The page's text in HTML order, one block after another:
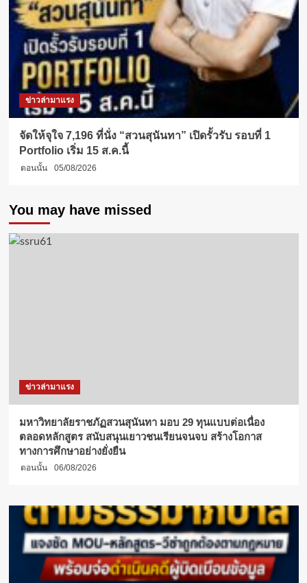
ข่าวล่ามาแรง
จัดให้จุใจ 7,196 ที่นั่ง “สวนสุนันทา” เปิดรั้วรับ รอบที่ 1
Portfolio เริ่ม 15 ส.ค.นี้
ตอนนั้น 05/08/2026
You may have missed
ข่าวล่ามาแรง
มหาวิทยาลัยราชภัฏสวนสุนันทา มอบ 29 ทุนแบบต่อเนื่อง
ตลอดหลักสูตร สนับสนุนเยาวชนเรียนจนจบ สร้างโอกาส
ทางการศึกษาอย่างยั่งยืน
ตอนนั้น 06/08/2026